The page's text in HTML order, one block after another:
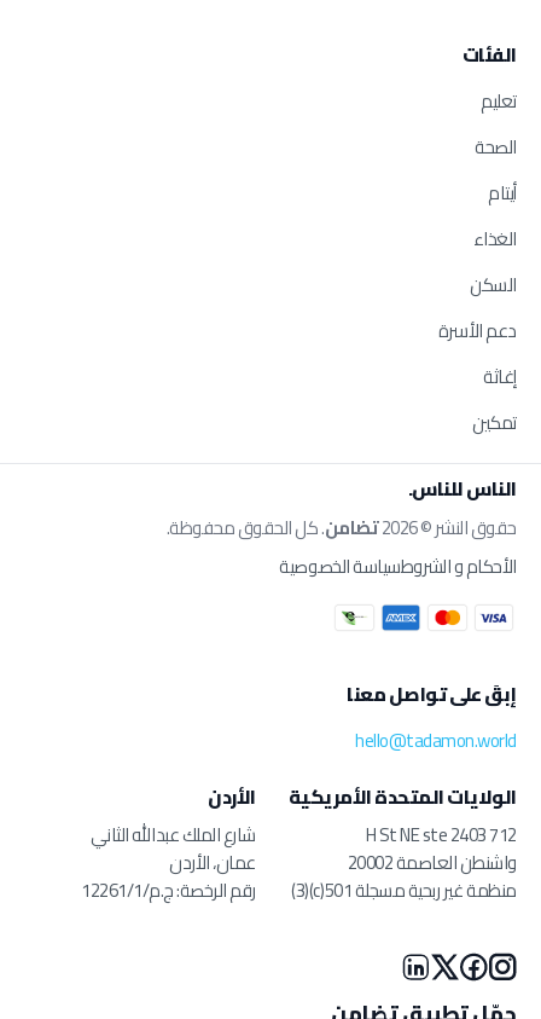
الفئات
تعليم
الصحة
أيتام
الغذاء
السكن
دعم الأسرة
إغاثة
تمكين
الناس للناس.
حقوق النشر © 2026 تضامن. كل الحقوق محفوظة.
الأحكام و الشروطسياسة الخصوصية
إبقَ على تواصل معنا
hello@tadamon.world
الولايات المتحدة الأمريكية
712 H St NE ste 2403
واشنطن العاصمة 20002
منظمة غير ربحية مسجلة 501(c)(3)
الأردن
شارع الملك عبدالله الثاني
عمان، الأردن
رقم الرخصة: ج.م/12261/1